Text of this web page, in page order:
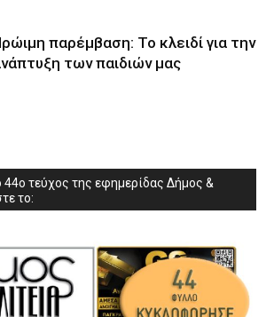
παρέμβαση: Το κλειδί για την
των παιδιών µας
τεύχος της εφημερίδας Δήμος &
το: